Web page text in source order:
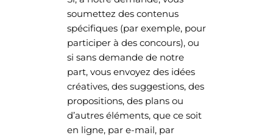
soumettez des contenus
spécifiques (par exemple, pour
participer à des concours), ou
si sans demande de notre
part, vous envoyez des idées
créatives, des suggestions, des
propositions, des plans ou
d’autres éléments, que ce soit
en ligne, par e-mail, par